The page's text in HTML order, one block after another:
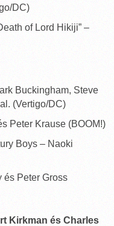
DC)
of Lord Hikiji” –
Buckingham, Steve
(Vertigo/DC)
Peter Krause (BOOM!)
Boys – Naoki
és Peter Gross
Kirkman és Charles